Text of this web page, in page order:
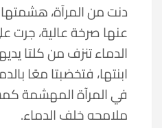
دنت من المرآة،
عنها صرخة عالية، جرت
الدماء تنزف من كلتا
ابنتها، فتخضبتا معًا
في المرآة المهشمة
ملامحه خلف الدماء.